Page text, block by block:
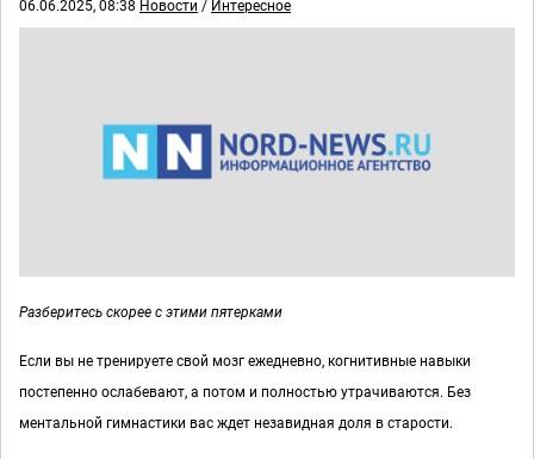
06.06.2025, 08:38 Новости / Интересное
Разберитесь скорее с этими пятерками
Если вы не тренируете свой мозг ежедневно, когнитивные навыки
постепенно ослабевают, а потом и полностью утрачиваются. Без
ментальной гимнастики вас ждет незавидная доля в старости.